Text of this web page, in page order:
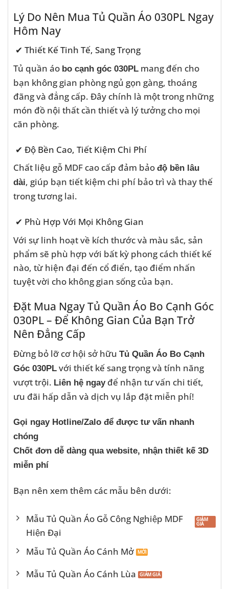
Lý Do Nên Mua Tủ Quần Áo 030PL Ngay
Hôm Nay
✔ Thiết Kế Tinh Tế, Sang Trọng
Tủ quần áo bo cạnh góc 030PL mang đến cho
bạn không gian phòng ngủ gọn gàng, thoáng
đãng và đẳng cấp. Đây chính là một trong những
món đồ nội thất cần thiết và lý tưởng cho mọi
căn phòng.
✔ Độ Bền Cao, Tiết Kiệm Chi Phí
Chất liệu gỗ MDF cao cấp đảm bảo độ bền lâu
dài, giúp bạn tiết kiệm chi phí bảo trì và thay thế
trong tương lai.
✔ Phù Hợp Với Mọi Không Gian
Với sự linh hoạt về kích thước và màu sắc, sản
phẩm sẽ phù hợp với bất kỳ phong cách thiết kế
nào, từ hiện đại đến cổ điển, tạo điểm nhấn
tuyệt vời cho không gian sống của bạn.
Đặt Mua Ngay Tủ Quần Áo Bo Cạnh Góc
030PL – Để Không Gian Của Bạn Trở
Nên Đẳng Cấp
Đừng bỏ lỡ cơ hội sở hữu Tủ Quần Áo Bo Cạnh
Góc 030PL với thiết kế sang trọng và tính năng
vượt trội. Liên hệ ngayđể nhận tư vấn chi tiết,
ưu đãi hấp dẫn và dịch vụ lắp đặt miễn phí!
Gọi ngay Hotline/Zalo để được tư vấn nhanh
chóng
Chốt đơn dễ dàng qua website, nhận thiết kế 3D
miễn phí
Bạn nên xem thêm các mẫu bên dưới:
Mẫu Tủ Quần Áo Gỗ Công Nghiệp MDF
Hiện Đại
Mẫu Tủ Quần Áo Cánh Mở
Mẫu Tủ Quần Áo Cánh Lùa